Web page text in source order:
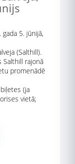
5. jūnijā,
(Salthill).
Salthill rajonā
promenādē
(ja
vietā;